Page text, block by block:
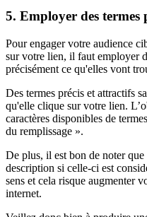
5. Employer des termes
Pour engager votre audience
sur votre lien, il faut employer
précisément ce qu'elles vont
Des termes précis et attractifs
qu'elle clique sur votre lien.
caractères disponibles de
du remplissage ».
De plus, il est bon de noter
description si celle-ci est
sens et cela risque augmenter
internet.